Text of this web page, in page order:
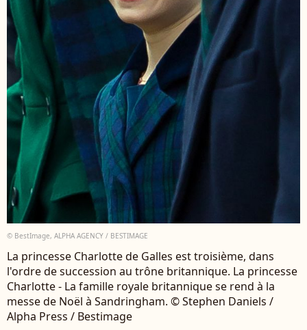
© BestImage, ALPHA AGENCY / BESTIMAGE
La princesse Charlotte de Galles est troisième, dans
l'ordre de succession au trône britannique. La princesse
Charlotte - La famille royale britannique se rend à la
messe de Noël à Sandringham. © Stephen Daniels /
Alpha Press / Bestimage